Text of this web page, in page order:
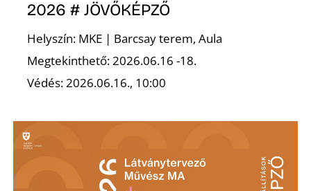
2026 # JÖVŐKÉPZŐ
Helyszín: MKE | Barcsay terem, Aula
Megtekinthető: 2026.06.16 -18.
Védés: 2026.06.16., 10:00